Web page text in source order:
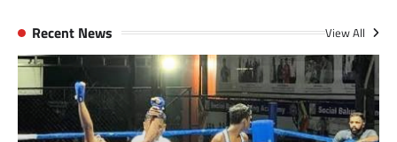
Recent News View All